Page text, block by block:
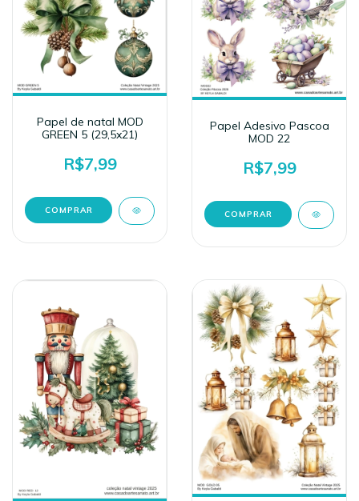
Papel de natal MOD
GREEN 5 (29,5x21)
R$7,99
Papel Adesivo Pascoa
MOD 22
R$7,99